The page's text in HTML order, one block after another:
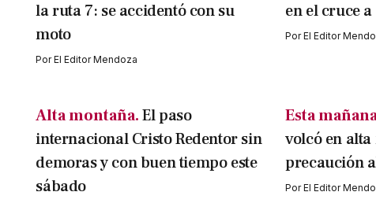
la ruta 7: se accidentó con su
moto
PorEl Editor Mendoza
en el cruce
PorEl Editor
Alta montaña. El paso
internacional Cristo Redentor sin
demoras y con buen tiempo este
sábado
Esta
volcó en
precaución
PorEl Editor